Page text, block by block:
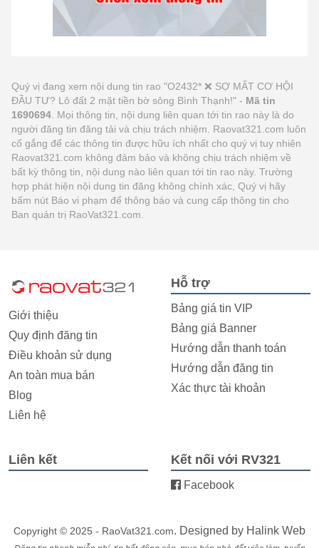
Quý vị đang xem nội dung tin rao "O2432* ❌ SỢ MẤT CƠ HỘI
ĐẦU TƯ? Lô đất 2 mặt tiền bờ sông Bình Thạnh!" - Mã tin
1690694 . Mọi thông tin, nội dung liên quan tới tin rao này là do
người đăng tin đăng tải và chịu trách nhiệm. Raovat321.com luôn
cố gắng để các thông tin được hữu ích nhất cho quý vị tuy nhiên
Raovat321.com không đảm bảo và không chịu trách nhiệm về
bất kỳ thông tin, nội dung nào liên quan tới tin rao này. Trường
hợp phát hiện nội dung tin đăng không chính xác, Quý vị hãy
bấm nút Báo vi phạm để thông báo và cung cấp thông tin cho
Ban quản trị RaoVat321.com.
Giới thiệu
Quy định đăng tin
Điều khoản sử dụng
An toàn mua bán
Blog
Liên hệ
Hỗ trợ
Bảng giá tin VIP
Bảng giá Banner
Hướng dẫn thanh toán
Hướng dẫn đăng tin
Xác thực tài khoản
Liên kết Kết nối với RV321
Facebook
Copyright © 2025 - RaoVat321.com. Designed by Halink Web